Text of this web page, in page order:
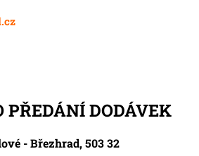
PŘEDÁNÍ DODÁVEK
- Březhrad, 503 32